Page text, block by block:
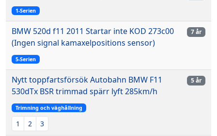
1-Serien
BMW 520d f11 2011 Startar inte KOD 273c00
(Ingen signal kamaxelpositions sensor)
5-Serien
7 år
Nytt toppfartsförsök Autobahn BMW F11
530dTx BSR trimmad spärr lyft 285km/h
Trimning och väghållning
1 2 3
5 år